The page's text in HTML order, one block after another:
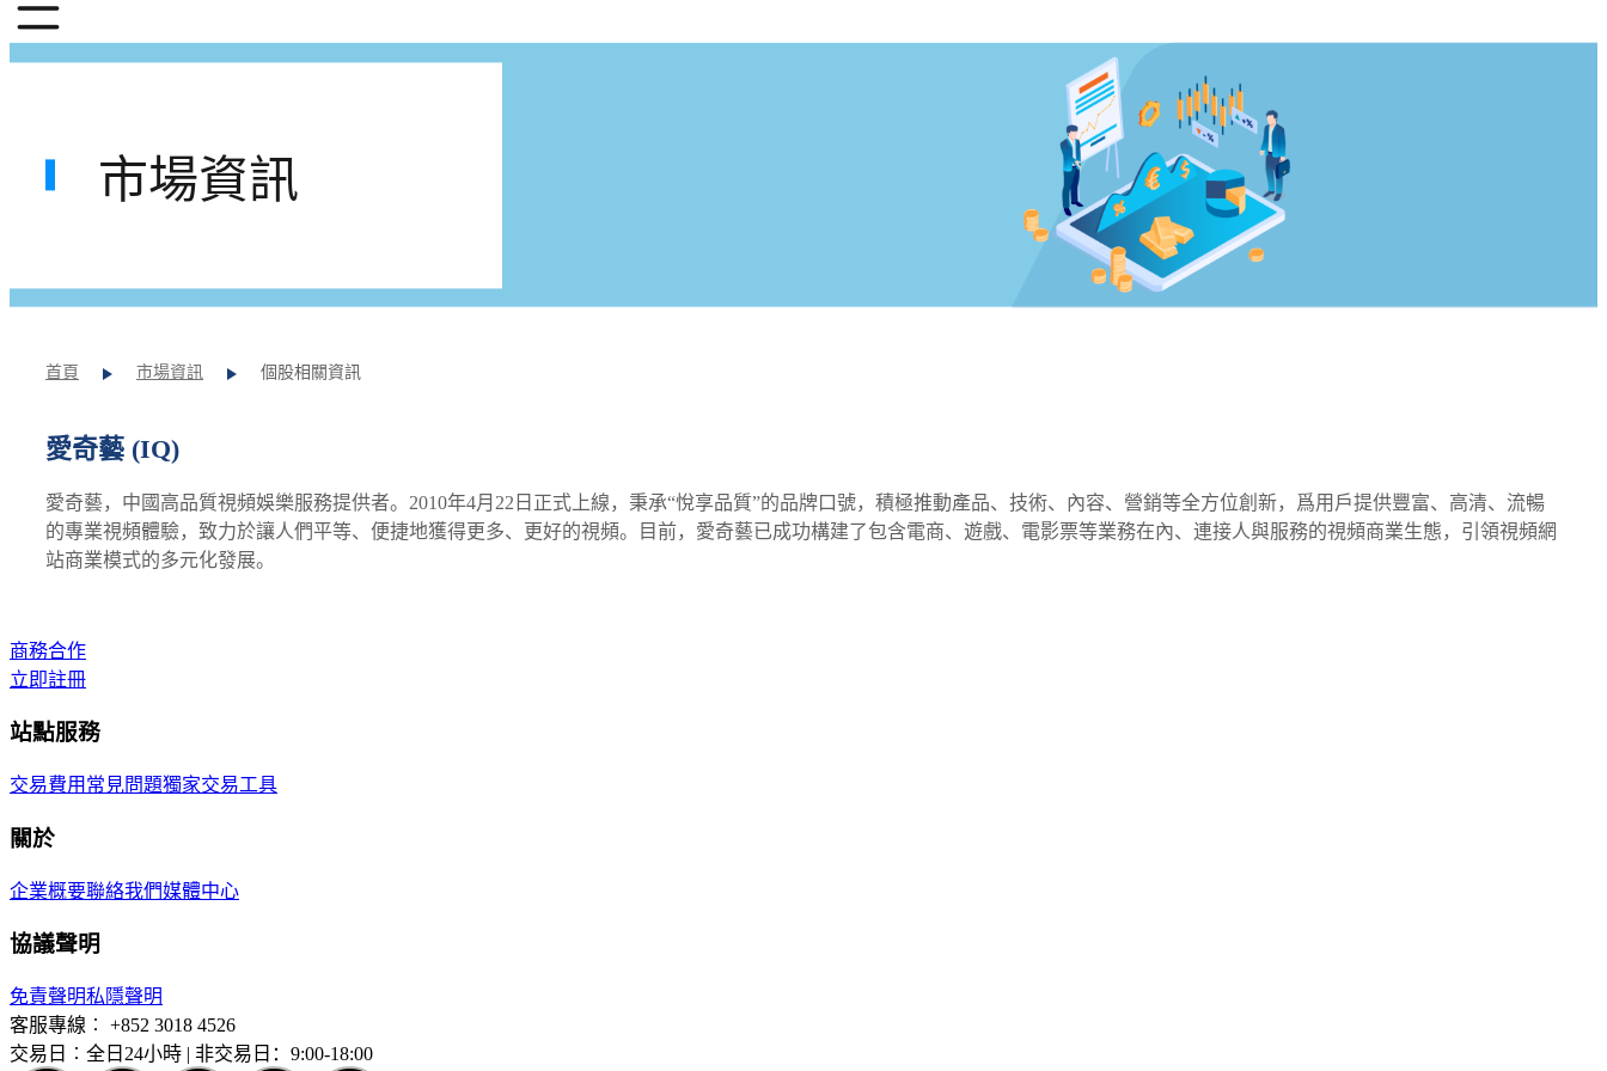
市場資訊
首頁 市場資訊 個股相關資訊
愛奇藝 (IQ)
愛奇藝，中國高品質視頻娛樂服務提供者。2010年4月22日正式上線，秉承“悅享品質”的品牌口號，積極推動產品、技術、內容、營銷等全方位創新，爲用戶提供豐富、高清、流暢
的專業視頻體驗，致力於讓人們平等、便捷地獲得更多、更好的視頻。目前，愛奇藝已成功構建了包含電商、遊戲、電影票等業務在內、連接人與服務的視頻商業生態，引領視頻網
站商業模式的多元化發展。
商務合作
立即註冊
站點服務
交易費用 常見問題獨家交易工具
關於
企業概要聯絡我們媒體中心
協議聲明
免責聲明私隱聲明
客服專線︰ +852 3018 4526
交易日︰全日24小時 | 非交易日：9:00-18:00